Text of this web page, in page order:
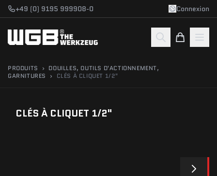
Aller au contenu
+49 (0) 9195 999908-0 Connexion
PRODUITS › DOUILLES, OUTILS D'ACTIONNEMENT,
GARNITURES
› CLÉS À CLIQUET 1/2"
CLÉS À CLIQUET 1/2"